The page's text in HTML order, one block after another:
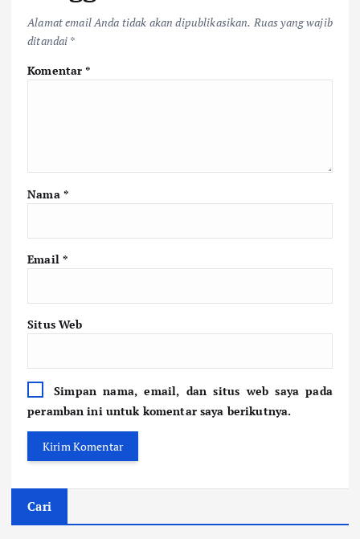
Alamat email Anda tidak akan dipublikasikan. Ruas yang wajib
ditandai *
Komentar*
Nama *
Email *
Situs Web
Simpan nama, email, dan situs web saya pada
peramban ini untuk komentar saya berikutnya.
Cari